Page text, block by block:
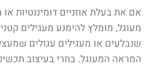
אם את בעלת אוזניים דומיננטיות
מעוגל, מומלץ להימנע מעגילים
שנבלעים או מעגילים עגולים
המראה המעוגל. בחרי בעיצוב